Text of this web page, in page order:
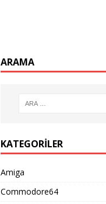
ARAMA
KATEGORILER
Amiga
Commodore64